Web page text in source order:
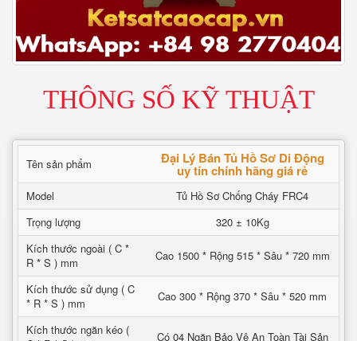
THÔNG SỐ KỸ THUẬT
Tên sản phẩm Đại Lý Bán Tủ Hồ Sơ Di Động
uy tín chính hãng giá rẻ
Model
Tủ Hồ Sơ Chống Cháy FRC4
Trọng lượng
320 ± 10Kg
Kích thước ngoài ( C *
R * S ) mm
Cao 1500 * Rộng 515 * Sâu * 720 mm
Kích thước sử dụng ( C
* R * S ) mm
Cao 300 * Rộng 370 * Sâu * 520 mm
Kích thước ngăn kéo (
Có 04 Ngăn Bảo Vệ An Toàn Tài Sản